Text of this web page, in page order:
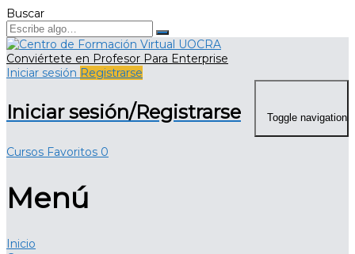
Buscar
Conviértete en Profesor Para Enterprise
Iniciar sesión Registrarse
Toggle navigation
Iniciar sesión/Registrarse
Cursos Favoritos 0
Menú
Inicio